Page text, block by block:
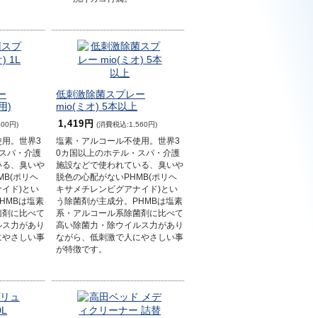
)
円)
。世界3
パ・介護
、臭いや
ポリヘ
イド)とい
は塩素
に比べて
力があり
さしい事
低刺激除菌スプレー
mio(ミオ) 5本以上
1,419円 (消費税込:1,560円)
塩素・アルコール不使用。世界3
0カ国以上のホテル・スパ・介護
施設などで使われている、臭いや
脱色の心配がないPHMB(ポリヘ
キサメチレンビグアナイド)とい
う除菌剤が主成分。PHMBは塩素
系・アルコール系除菌剤に比べて
高い除菌力・除ウイルス力があり
ながら、低刺激で人にやさしい事
が特徴です。